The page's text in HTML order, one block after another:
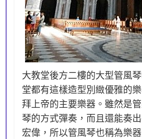
大教堂後方二樓的大型管風
堂都有這樣造型別緻優雅的
拜上帝的主要樂器。雖然是
琴的方式彈奏，而且還能奏
宏偉，所以管風琴也稱為樂器